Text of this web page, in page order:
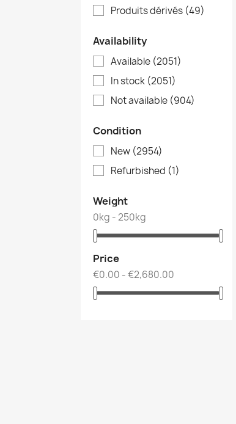
Produits dérivés (49)
Availability
Available (2051)
In stock (2051)
Not available (904)
Condition
New (2954)
Refurbished (1)
Weight
0kg - 250kg
Price
€0.00 - €2,680.00